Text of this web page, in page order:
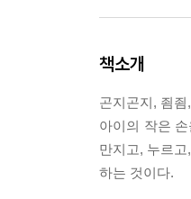
책소개
곤지곤지, 죔
아이의 작은
만지고, 누르
하는 것이다.